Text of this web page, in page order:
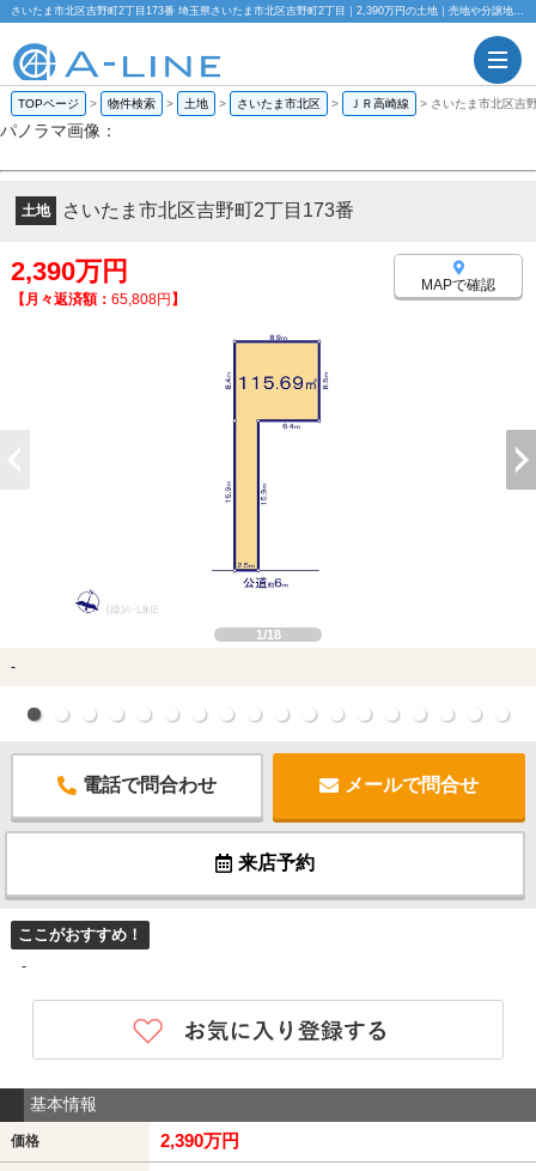
さいたま市北区吉野町2丁目173番 埼玉県さいたま市北区吉野町2丁目｜2,390万円の土地｜売地や分譲地情報｜株式会社A-LINE
TOPページ > 物件検索 > 土地 > さいたま市北区 > ＪＲ高崎線 > さいたま市北区吉
パノラマ画像：
土地 さいたま市北区吉野町2丁目173番
2,390万円
【月々返済額： 65,808円】
MAPで確認
1/18
-
電話で問合わせ メールで問合せ
来店予約
ここがおすすめ！
-
基本情報
価格 2,390万円